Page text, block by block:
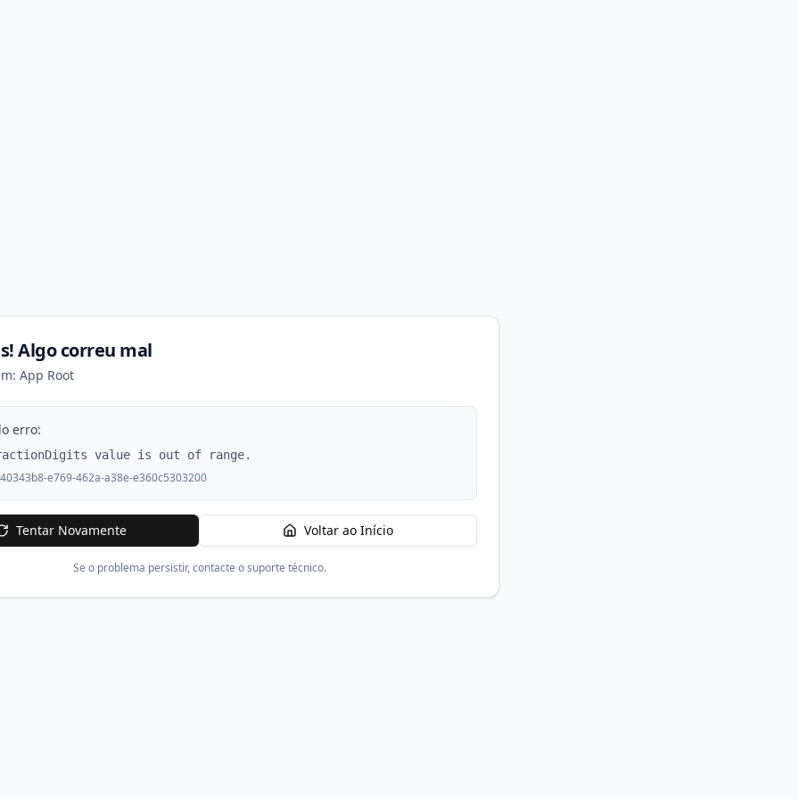
Algo correu mal
App Root
erro:
value is out of range.
e769-462a-a38e-e360c5303200
Tentar Novamente Voltar ao Início
Se o problema persistir, contacte o suporte técnico.